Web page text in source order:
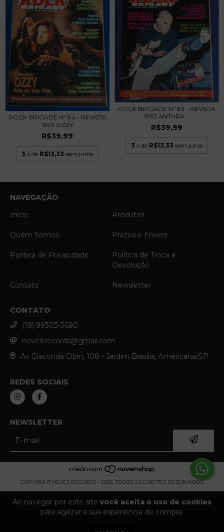
Ao navegar por este site você aceita o uso de cookies
para agilizar a sua experiência de compra.
ROCK BRIGADE Nº 84 - REVISTA
1993 OZZY
R$39,99
3 x de R$13,33 sem juros
ROCK BRIGADE Nº 83 - REVISTA
1993 ANTHRA...
R$39,99
3 x de R$13,33 sem juros
NAVEGAÇÃO
Início
Produtos
Quem Somos Prazos e Envios
Política de Privacidade
Política de Troca e
Devolução
Contato Newsletter
CONTATO
(19) 99303-3690
neves.records@gmail.com
Av Giaconda Cibin, 108 - Jardim Brasilia, Americana/SP
REDES SOCIAIS
NEWSLETTER
COPYRIGHT NEVES RECORDS - 2026. TODOS OS DIREITOS RESERVADOS.